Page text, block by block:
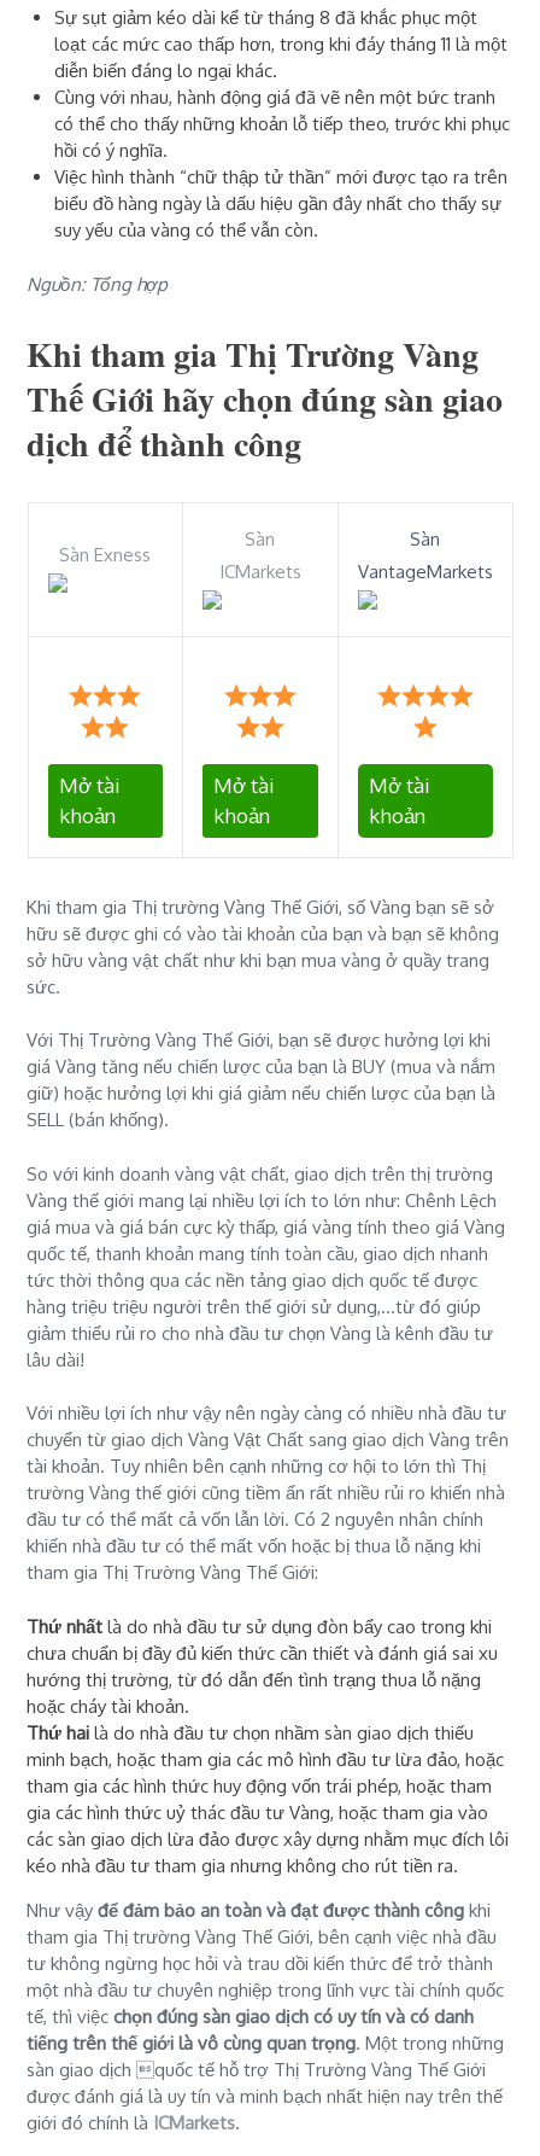
Sự sụt giảm kéo dài kể từ tháng 8 đã khắc phục một
loạt các mức cao thấp hơn, trong khi đáy tháng 11 là một
diễn biến đáng lo ngại khác.
Cùng với nhau, hành động giá đã vẽ nên một bức tranh
có thể cho thấy những khoản lỗ tiếp theo, trước khi phục
hồi có ý nghĩa.
Việc hình thành “chữ thập tử thần” mới được tạo ra trên
biểu đồ hàng ngày là dấu hiệu gần đây nhất cho thấy sự
suy yếu của vàng có thể vẫn còn.
Nguồn: Tổng hợp
Khi tham gia Thị Trường Vàng
Thế Giới hãy chọn đúng sàn giao
dịch để thành công
Sàn Exness
Sàn
ICMarkets
Sàn
VantageMarkets
Mở tài
khoản
Mở tài
khoản
Mở tài
khoản
Khi tham gia Thị trường Vàng Thế Giới, số Vàng bạn sẽ sở
hữu sẽ được ghi có vào tài khoản của bạn và bạn sẽ không
sở hữu vàng vật chất như khi bạn mua vàng ở quầy trang
sức.
Với Thị Trường Vàng Thế Giới, bạn sẽ được hưởng lợi khi
giá Vàng tăng nếu chiến lược của bạn là BUY (mua và nắm
giữ) hoặc hưởng lợi khi giá giảm nếu chiến lược của bạn là
SELL (bán khống).
So với kinh doanh vàng vật chất, giao dịch trên thị trường
Vàng thế giới mang lại nhiều lợi ích to lớn như: Chênh Lệch
giá mua và giá bán cực kỳ thấp, giá vàng tính theo giá Vàng
quốc tế, thanh khoản mang tính toàn cầu, giao dịch nhanh
tức thời thông qua các nền tảng giao dịch quốc tế được
hàng triệu triệu người trên thế giới sử dụng,...từ đó giúp
giảm thiểu rủi ro cho nhà đầu tư chọn Vàng là kênh đầu tư
lâu dài!
Với nhiều lợi ích như vậy nên ngày càng có nhiều nhà đầu tư
chuyển từ giao dịch Vàng Vật Chất sang giao dịch Vàng trên
tài khoản. Tuy nhiên bên cạnh những cơ hội to lớn thì Thị
trường Vàng thế giới cũng tiềm ẩn rất nhiều rủi ro khiến nhà
đầu tư có thể mất cả vốn lẫn lời. Có 2 nguyên nhân chính
khiến nhà đầu tư có thể mất vốn hoặc bị thua lỗ nặng khi
tham gia Thị Trường Vàng Thế Giới:
Thứ nhất là do nhà đầu tư sử dụng đòn bẩy cao trong khi
chưa chuẩn bị đầy đủ kiến thức cần thiết và đánh giá sai xu
hướng thị trường, từ đó dẫn đến tình trạng thua lỗ nặng
hoặc cháy tài khoản.
Thứ hai là do nhà đầu tư chọn nhầm sàn giao dịch thiếu
minh bạch, hoặc tham gia các mô hình đầu tư lừa đảo, hoặc
tham gia các hình thức huy động vốn trái phép, hoặc tham
gia các hình thức uỷ thác đầu tư Vàng, hoặc tham gia vào
các sàn giao dịch lừa đảo được xây dựng nhằm mục đích lôi
kéo nhà đầu tư tham gia nhưng không cho rút tiền ra.
Như vậyđể đảm bảo an toàn và đạt được thành công khi
tham gia Thị trường Vàng Thế Giới, bên cạnh việc nhà đầu
tư không ngừng học hỏi và trau dồi kiến thức để trở thành
một nhà đầu tư chuyên nghiệp trong lĩnh vực tài chính quốc
tế, thì việcchọn đúng sàn giao dịch có uy tín và có danh
tiếng trên thế giới là vô cùng quan trọng. Một trong những
sàn giao dịch quốc tế hỗ trợ Thị Trường Vàng Thế Giới
được đánh giá là uy tín và minh bạch nhất hiện nay trên thế
giới đó chính là ICMarkets.